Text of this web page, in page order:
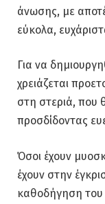
άνωσης, με
εύκολα,
Για να
χρειάζεται
στη στεριά, που
προσδίδοντας
Όσοι έχουν
έχουν στην
καθοδήγηση του